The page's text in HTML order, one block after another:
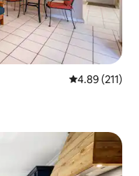
औसत रेटिंग 5 में से
4.89 (211)